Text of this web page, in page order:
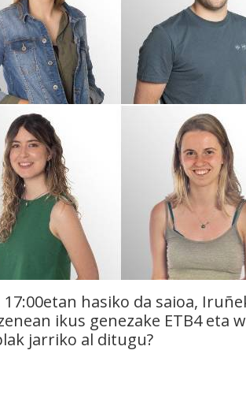
hasiko da saioa,
ikus genezake ETB4 eta
jarriko al ditugu?